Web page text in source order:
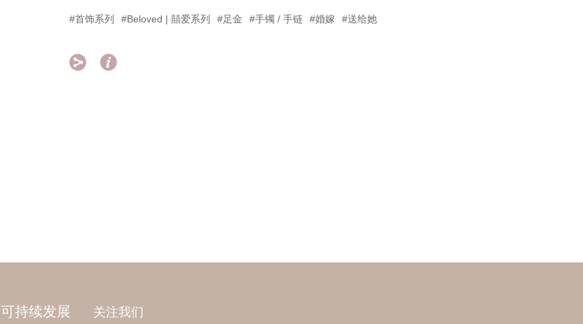
#首饰系列 #Beloved | 囍爱系列 #足金 #手镯 / 手链 #婚嫁 #送给她
 
可持续发展 关注我们